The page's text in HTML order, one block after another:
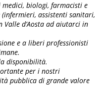
biologi, farmacisti e
assistenti sanitari,
d’Aosta ad aiutarci in
e a liberi professionisti
disponibilità.
per i nostri
pubblica di grande valore